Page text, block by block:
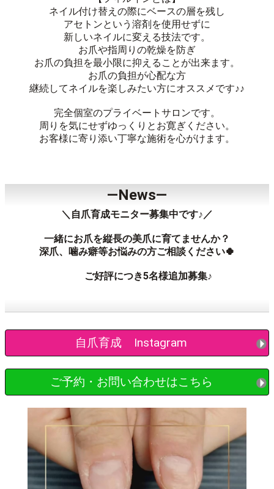
◆ ネイル初めての方も◆
越しください‪︎‬‪ꕤ︎︎·͜· ︎︎
皆様との出会いを心よりお待ちしてます❁⃘*.ﾟ
爪に優しい施術(フィルイン)
ネイル付け替えの際にベースの層を残し
アセトンという溶剤を使用せずに
新しいネイルに変える技法です。
お爪や指周りの乾燥を防ぎ
完全個室のプライベートサロンです。
周りを気にせずゆっくりとお寛ぎください。
お客様に寄り添い丁寧な施術を心がけます。
―News―
＼自爪育成モニター募集中です♪／
一緒にお爪を縦長の美爪に育てませんか？
深爪、噛み癖等お悩みの方ご相談ください🍀